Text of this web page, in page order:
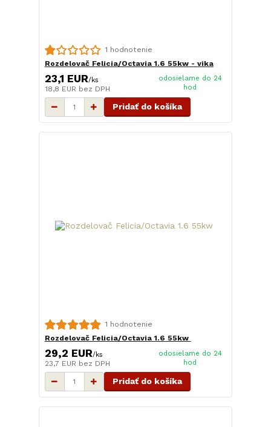
1 hodnotenie
Rozdelovač Felicia/Octavia 1.6 55kw - vika
23,1 EUR/ks
18,8 EUR bez DPH
odosielame do 24
hod
Pridať do košíka
1 hodnotenie
Rozdelovač Felicia/Octavia 1.6 55kw
29,2 EUR/ks
23,7 EUR bez DPH
odosielame do 24
hod
Pridať do košíka